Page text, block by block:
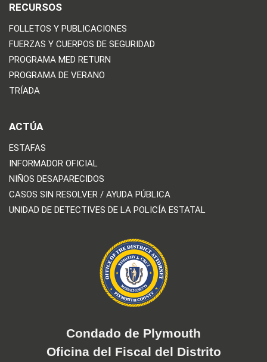
RECURSOS
FOLLETOS Y PUBLICACIONES
FUERZAS Y CUERPOS DE SEGURIDAD
PROGRAMA MED RETURN
PROGRAMA DE VERANO
TRÍADA
ACTÚA
ESTAFAS
INFORMADOR OFICIAL
NIÑOS DESAPARECIDOS
CASOS SIN RESOLVER / AYUDA PÚBLICA
UNIDAD DE DETECTIVES DE LA POLICÍA ESTATAL
Condado de Plymouth
Oficina del Fiscal del Distrito